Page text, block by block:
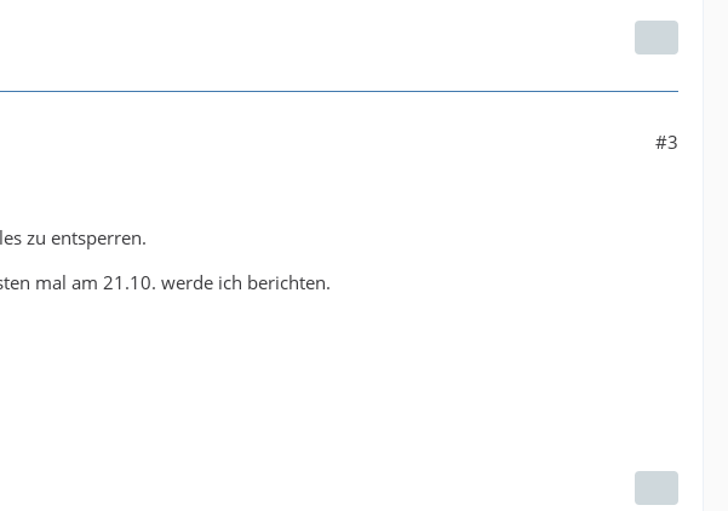
#3
zu entsperren.
mal am 21.10. werde ich berichten.